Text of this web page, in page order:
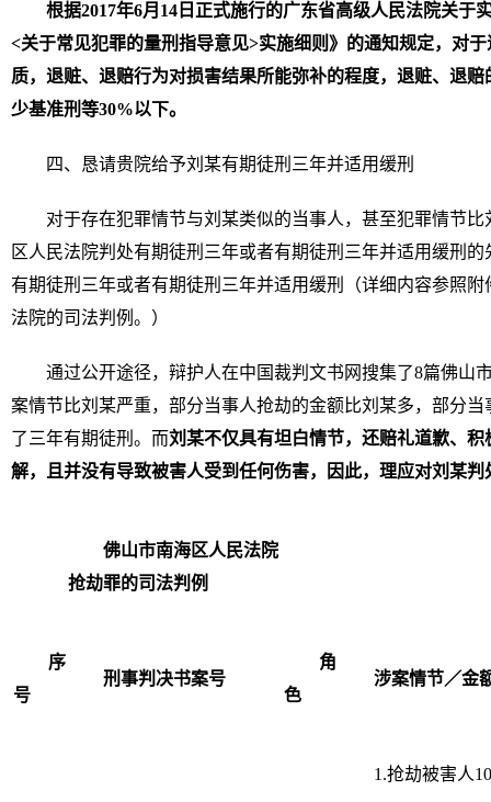
根据2017年6月14日正式施行的广东省高级人民法院关于
<关于常见犯罪的量刑指导意见>实施细则》的通知规定，对
质，退赃、退赔行为对损害结果所能弥补的程度，退赃、退
少基准刑等30%以下。
四、恳请贵院给予刘某有期徒刑三年并适用缓刑
对于存在犯罪情节与刘某类似的当事人，甚至犯罪情节
区人民法院判处有期徒刑三年或者有期徒刑三年并适用缓刑
有期徒刑三年或者有期徒刑三年并适用缓刑（详细内容参照
法院的司法判例。）
通过公开途径，辩护人在中国裁判文书网搜集了8篇佛山
案情节比刘某严重，部分当事人抢劫的金额比刘某多，部分
了三年有期徒刑。而刘某不仅具有坦白情节，还赔礼道歉、
解，且并没有导致被害人受到任何伤害，因此，理应对刘某
佛山市南海区人民法院
抢劫罪的司法判例
序
号
刑事判决书案号
角
色
涉案情节／金
1.抢劫被害人